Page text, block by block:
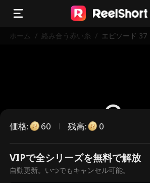
ホーム / 絡み合う赤い糸 / エピソード 37
こちらは有料のエピソー
聴いただくには解放が
価格: 60 残高: 0
VIPで全シリーズを無料で解放
自動更新。いつでもキャンセル可能。